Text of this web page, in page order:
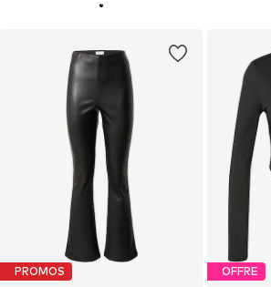
PROMOS OFFRE